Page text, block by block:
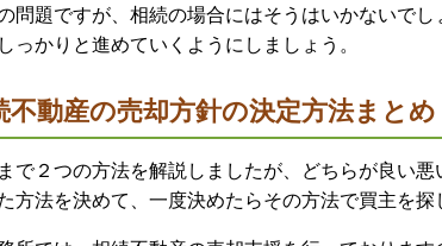
問題ですが、相続の場合にはそうはいかないで
っかりと進めていくようにしましょう。
不動産の売却方針の決定方法まとめ
で２つの方法を解説しましたが、どちらが良い
方法を決めて、一度決めたらその方法で買主を探